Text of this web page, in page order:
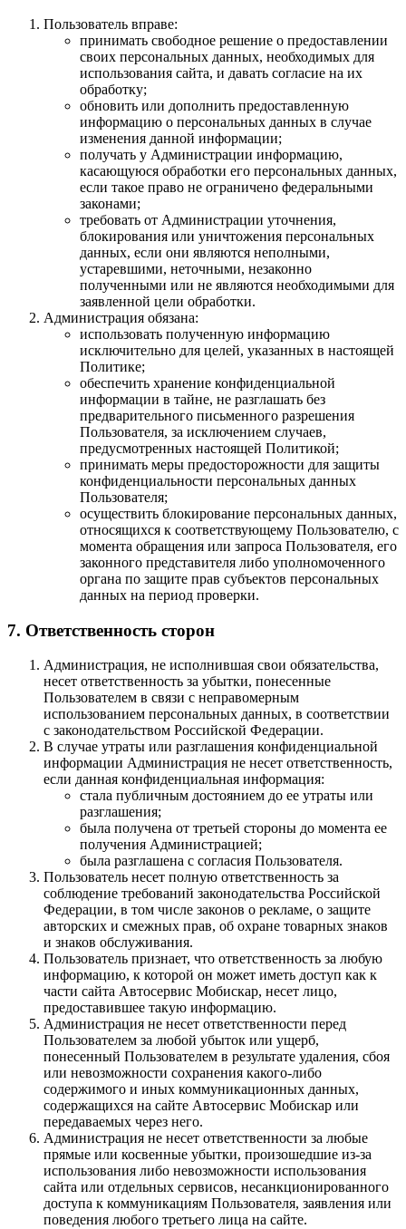
Пользователь вправе:
принимать свободное решение о предоставлении
своих персональных данных, необходимых для
использования сайта, и давать согласие на их
обработку;
обновить или дополнить предоставленную
информацию о персональных данных в случае
изменения данной информации;
получать у Администрации информацию,
касающуюся обработки его персональных данных,
если такое право не ограничено федеральными
законами;
требовать от Администрации уточнения,
блокирования или уничтожения персональных
данных, если они являются неполными,
устаревшими, неточными, незаконно
полученными или не являются необходимыми для
заявленной цели обработки.
Администрация обязана:
использовать полученную информацию
исключительно для целей, указанных в настоящей
Политике;
обеспечить хранение конфиденциальной
информации в тайне, не разглашать без
предварительного письменного разрешения
Пользователя, за исключением случаев,
предусмотренных настоящей Политикой;
принимать меры предосторожности для защиты
конфиденциальности персональных данных
Пользователя;
осуществить блокирование персональных данных,
относящихся к соответствующему Пользователю, с
момента обращения или запроса Пользователя, его
законного представителя либо уполномоченного
органа по защите прав субъектов персональных
данных на период проверки.
7. Ответственность сторон
Администрация, не исполнившая свои обязательства,
несет ответственность за убытки, понесенные
Пользователем в связи с неправомерным
использованием персональных данных, в соответствии
с законодательством Российской Федерации.
В случае утраты или разглашения конфиденциальной
информации Администрация не несет ответственность,
если данная конфиденциальная информация:
стала публичным достоянием до ее утраты или
разглашения;
была получена от третьей стороны до момента ее
получения Администрацией;
была разглашена с согласия Пользователя.
Пользователь несет полную ответственность за
соблюдение требований законодательства Российской
Федерации, в том числе законов о рекламе, о защите
авторских и смежных прав, об охране товарных знаков
и знаков обслуживания.
Пользователь признает, что ответственность за любую
информацию, к которой он может иметь доступ как к
части сайта Автосервис Мобискар, несет лицо,
предоставившее такую информацию.
Администрация не несет ответственности перед
Пользователем за любой убыток или ущерб,
понесенный Пользователем в результате удаления, сбоя
или невозможности сохранения какого-либо
содержимого и иных коммуникационных данных,
содержащихся на сайте Автосервис Мобискар или
передаваемых через него.
Администрация не несет ответственности за любые
прямые или косвенные убытки, произошедшие из-за
использования либо невозможности использования
сайта или отдельных сервисов, несанкционированного
доступа к коммуникациям Пользователя, заявления или
поведения любого третьего лица на сайте.